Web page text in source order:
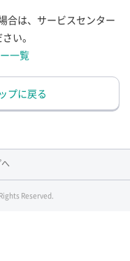
合は、サービスセンター
い。
一覧
プに戻る
Reserved.